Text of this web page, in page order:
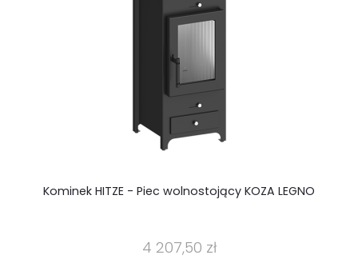
Kominek HITZE - Piec wolnostojący KOZA LEGNO
4 207,50 zł